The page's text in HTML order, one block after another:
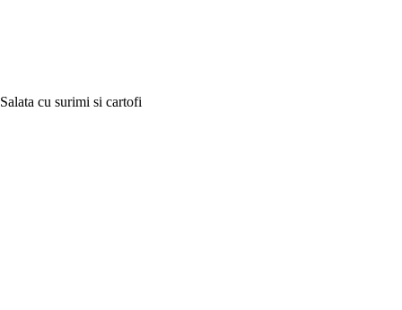
Salata cu surimi si cartofi